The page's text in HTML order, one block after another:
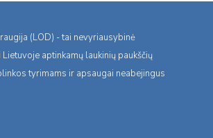
(LOD) - tai nevyriausybinė
aptinkamų laukinių paukščių
tyrimams ir apsaugai neabejingus